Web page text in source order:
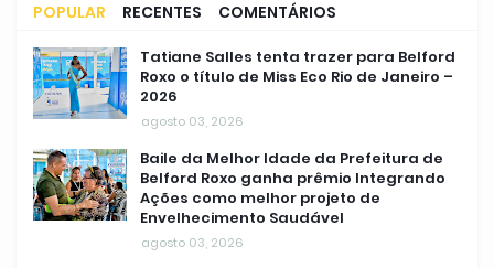
POPULAR RECENTES COMENTÁRIOS
Tatiane Salles tenta trazer para Belford
Roxo o título de Miss Eco Rio de Janeiro –
2026
agosto 03, 2026
Baile da Melhor Idade da Prefeitura de
Belford Roxo ganha prêmio Integrando
Ações como melhor projeto de
Envelhecimento Saudável
agosto 03, 2026